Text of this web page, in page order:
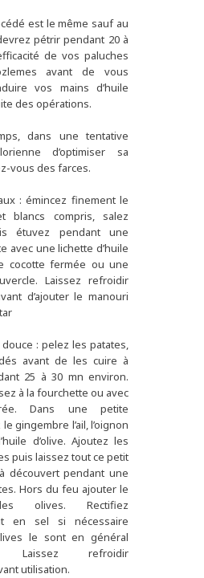
est le même sauf au
pétrir pendant 20 à
de vos paluches
avant de vous
vos mains d’huile
des opérations.
dans une tentative
d’optimiser sa
vous des farces.
: émincez finement le
blancs compris, salez
étuvez pendant une
avec une lichette d’huile
cocotte fermée ou une
Laissez refroidir
d’ajouter le manouri
douce : pelez les patates,
avant de les cuire à
25 à 30 mn environ.
à la fourchette ou avec
Dans une petite
gingembre l’ail, l’oignon
d’olive. Ajoutez les
puis laissez tout ce petit
découvert pendant une
Hors du feu ajouter le
olives. Rectifiez
en sel si nécessaire
le sont en général
Laissez refroidir
utilisation.